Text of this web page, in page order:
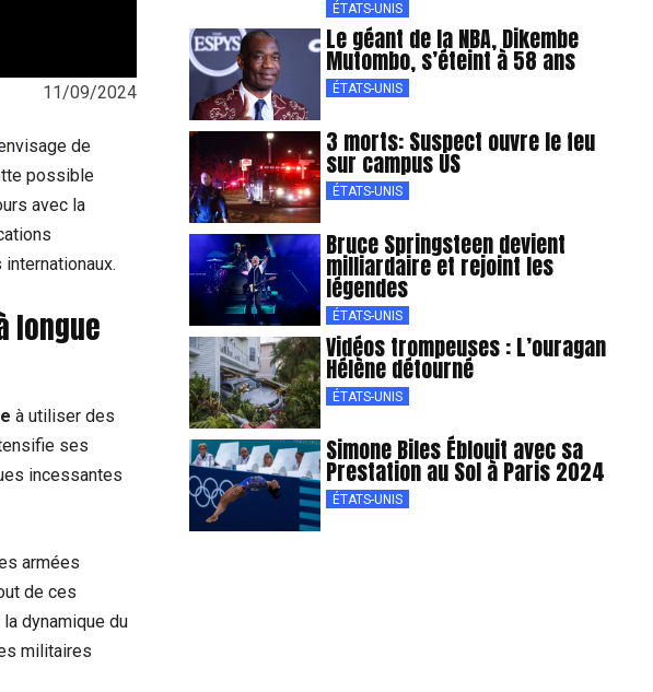
11/09/2024
de
possible
avec la
longue
à utiliser des
ses
incessantes
armées
de ces
dynamique du
militaires
ÉTATS-UNIS
Le géant de la NBA, Dikembe
Mutombo, s’éteint à 58 ans
ÉTATS-UNIS
3 morts: Suspect ouvre le feu
sur campus US
ÉTATS-UNIS
Bruce Springsteen devient
milliardaire et rejoint les
légendes
ÉTATS-UNIS
Vidéos trompeuses : L’ouragan
Hélène détourné
ÉTATS-UNIS
Simone Biles Éblouit avec sa
Prestation au Sol à Paris 2024
ÉTATS-UNIS